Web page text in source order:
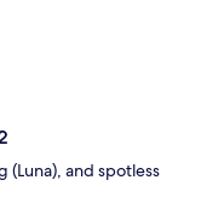
(Luna), and spotless